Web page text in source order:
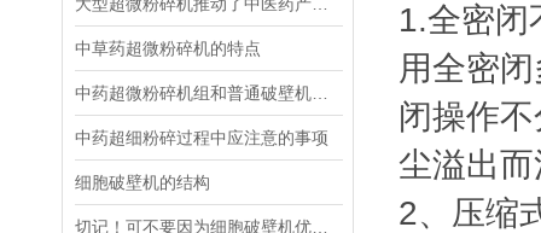
中草药超微粉碎机的特点
中药超细粉碎过程中应注意的事项
细胞破壁机的结构
1.全密闭
用全密
闭操作
尘溢出
2、压缩